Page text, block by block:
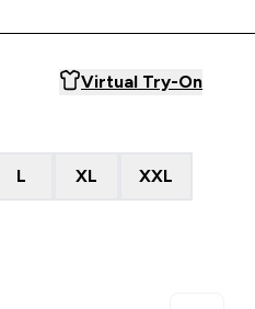
Virtual Try-On
L XL XXL